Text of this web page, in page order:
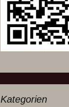
Kategorien